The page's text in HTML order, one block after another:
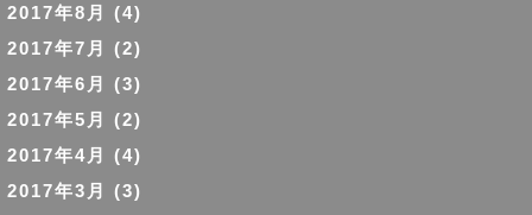
2017年8月
(4)
2017年7月
(2)
2017年6月
(3)
2017年5月
(2)
2017年4月
(4)
2017年3月
(3)